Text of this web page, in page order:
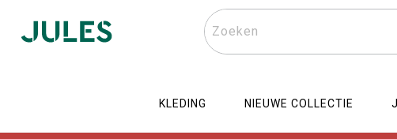
Zoeken
KLEDING NIEUWE COLLECTIE